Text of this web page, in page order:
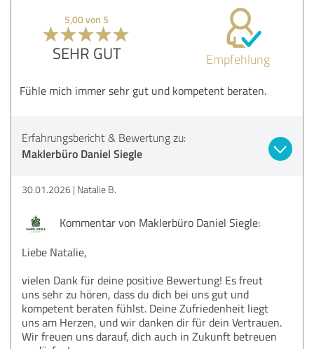
5,00 von 5
SEHR GUT Empfehlung
Fühle mich immer sehr gut und kompetent beraten.
Erfahrungsbericht & Bewertung zu:
Maklerbüro Daniel Siegle
30.01.2026 Natalie B.
Kommentar von Maklerbüro Daniel Siegle:
Liebe Natalie,
vielen Dank für deine positive Bewertung! Es freut
uns sehr zu hören, dass du dich bei uns gut und
kompetent beraten fühlst. Deine Zufriedenheit liegt
uns am Herzen, und wir danken dir für dein Vertrauen.
Wir freuen uns darauf, dich auch in Zukunft betreuen